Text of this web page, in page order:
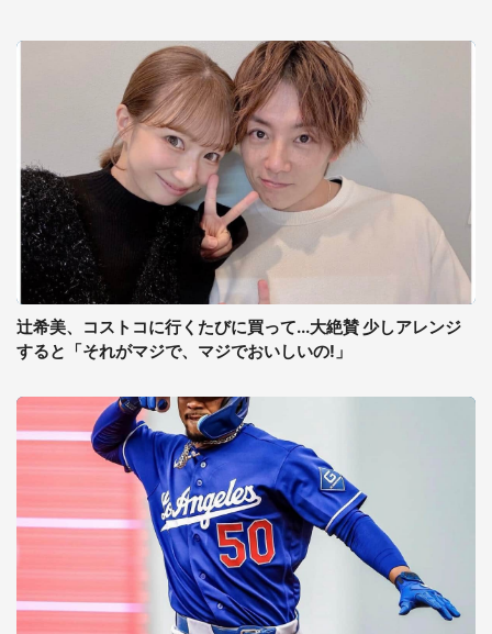
辻希美、コストコに行くたびに買って...大絶賛 少しアレンジ
すると「それがマジで、マジでおいしいの!」